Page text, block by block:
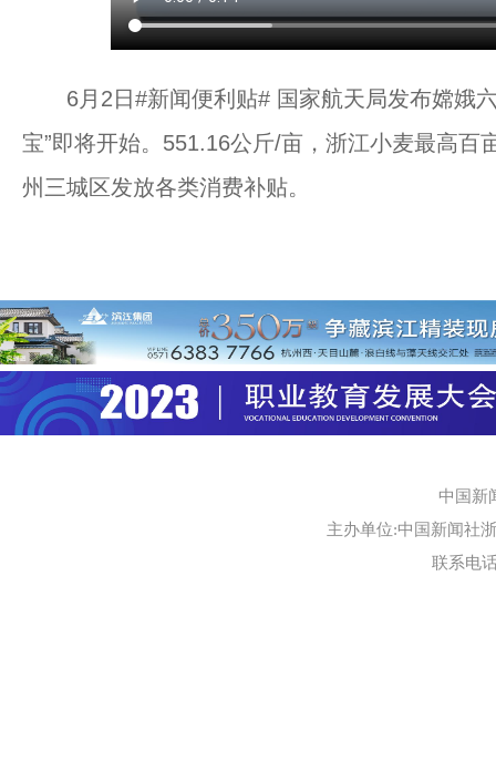
6月2日#新闻便利贴# 国家航天局发布嫦娥六
宝”即将开始。551.16公斤/亩，浙江小麦最高百
州三城区发放各类消费补贴。
中国新
主办单位:中国新闻社
联系电